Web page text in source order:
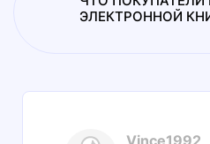
ЭЛЕКТРОННОЙ